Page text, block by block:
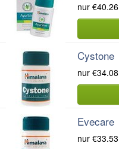
nur €40.26
Cystone
nur €34.08
Evecare
nur €33.53